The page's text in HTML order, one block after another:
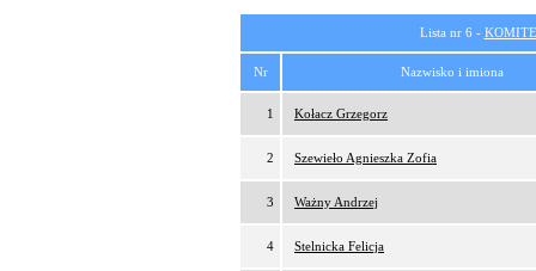
Lista nr 6 -
Nr Nazwisko i imiona
1 Kołacz Grzegorz
2 Szewieło Agnieszka Zofia
3 Ważny Andrzej
4 Stelnicka Felicja